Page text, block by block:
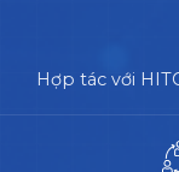
Hợp tác với